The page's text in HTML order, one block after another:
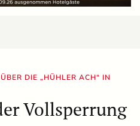
DIE „HÜHLER ACH“ IN
Vollsperrung